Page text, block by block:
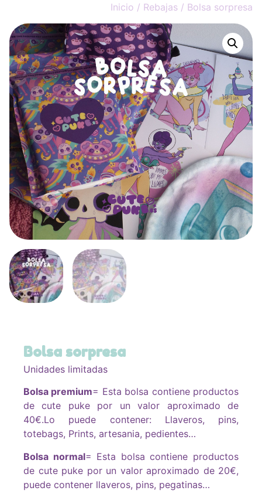
Inicio / Rebajas / Bolsa sorpresa
Bolsa sorpresa
Unidades limitadas
Bolsa premium= Esta bolsa contiene productos
de cute puke por un valor aproximado de
40€.Lo puede contener: Llaveros, pins,
totebags, Prints, artesania, pedientes…
Bolsa normal= Esta bolsa contiene productos
de cute puke por un valor aproximado de 20€,
puede contener llaveros, pins, pegatinas…